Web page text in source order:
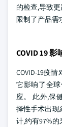
的检查,导致
限制了产品需
COVID 19 影
COVID-19疫
它影响了全
应。 此外,保
择性手术出现
计,约有97%